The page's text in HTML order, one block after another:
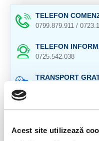
Acest site utilizează
TELEFON
0799.879.911 /
TELEFON
0725.542.038
TRANSPORT
CALITATE